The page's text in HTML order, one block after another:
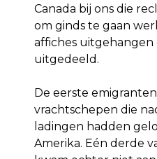
Canada bij ons die
om ginds te gaan
affiches
uitgedeeld.
De eerste
vrachtschepen die
ladingen hadden
Amerika. Eén derde